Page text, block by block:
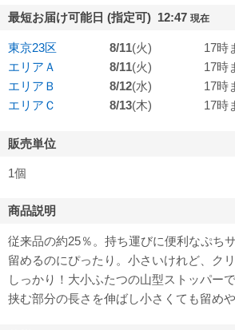
最短お届け可能日 (指定可) 12:47 現在
東京23区 8/11(火)
17時
エリアＡ
8/11(火)
17時
エリアＢ
8/12(水)
17時
エリアＣ
8/13(木) 17時
販売単位
1個
商品説明
従来品の約25％。持ち運びに便利なぷち
留めるのにぴったり。小さいけれど、ク
しっかり！大小ふたつの山型ストッパー
挟む部分の長さを伸ばし小さくても留めや